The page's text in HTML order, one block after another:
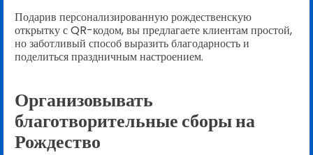
Подарив персонализированную рождественскую
открытку с QR-кодом, вы предлагаете клиентам простой,
но заботливый способ выразить благодарность и
поделиться праздничным настроением.
Организовывать
благотворительные сборы на
Рождество